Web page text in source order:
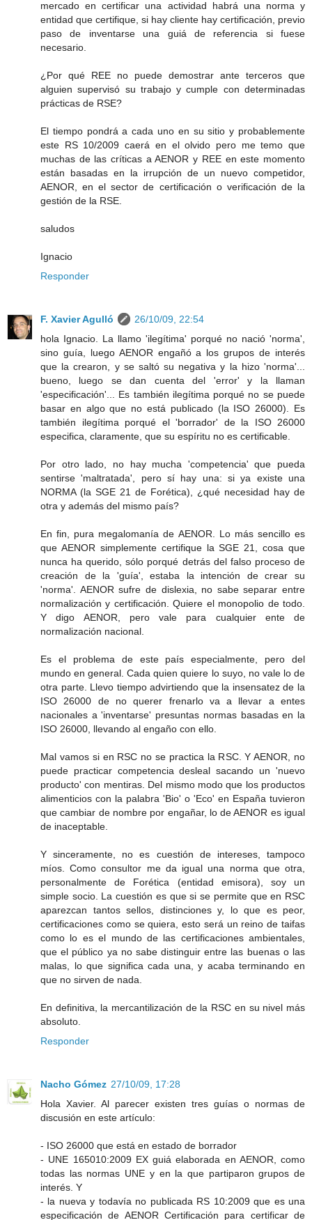
mercado en certificar una actividad habrá una norma y
entidad que certifique, si hay cliente hay certificación, previo
paso de inventarse una guiá de referencia si fuese
necesario.
¿Por qué REE no puede demostrar ante terceros que
alguien supervisó su trabajo y cumple con determinadas
prácticas de RSE?
El tiempo pondrá a cada uno en su sitio y probablemente
este RS 10/2009 caerá en el olvido pero me temo que
muchas de las críticas a AENOR y REE en este momento
están basadas en la irrupción de un nuevo competidor,
AENOR, en el sector de certificación o verificación de la
gestión de la RSE.
saludos
Ignacio
Responder
F. Xavier Agulló
26/10/09, 22:54
hola Ignacio. La llamo 'ilegítima' porqué no nació 'norma',
sino guía, luego AENOR engañó a los grupos de interés
que la crearon, y se saltó su negativa y la hizo 'norma'...
bueno, luego se dan cuenta del 'error' y la llaman
'especificación'... Es también ilegítima porqué no se puede
basar en algo que no está publicado (la ISO 26000). Es
también ilegítima porqué el 'borrador' de la ISO 26000
especifica, claramente, que su espíritu no es certificable.
Por otro lado, no hay mucha 'competencia' que pueda
sentirse 'maltratada', pero sí hay una: si ya existe una
NORMA (la SGE 21 de Forética), ¿qué necesidad hay de
otra y además del mismo país?
En fin, pura megalomanía de AENOR. Lo más sencillo es
que AENOR simplemente certifique la SGE 21, cosa que
nunca ha querido, sólo porqué detrás del falso proceso de
creación de la 'guía', estaba la intención de crear su
'norma'. AENOR sufre de dislexia, no sabe separar entre
normalización y certificación. Quiere el monopolio de todo.
Y digo AENOR, pero vale para cualquier ente de
normalización nacional.
Es el problema de este país especialmente, pero del
mundo en general. Cada quien quiere lo suyo, no vale lo de
otra parte. Llevo tiempo advirtiendo que la insensatez de la
ISO 26000 de no querer frenarlo va a llevar a entes
nacionales a 'inventarse' presuntas normas basadas en la
ISO 26000, llevando al engaño con ello.
Mal vamos si en RSC no se practica la RSC. Y AENOR, no
puede practicar competencia desleal sacando un 'nuevo
producto' con mentiras. Del mismo modo que los productos
alimenticios con la palabra 'Bio' o 'Eco' en España tuvieron
que cambiar de nombre por engañar, lo de AENOR es igual
de inaceptable.
Y sinceramente, no es cuestión de intereses, tampoco
míos. Como consultor me da igual una norma que otra,
personalmente de Forética (entidad emisora), soy un
simple socio. La cuestión es que si se permite que en RSC
aparezcan tantos sellos, distinciones y, lo que es peor,
certificaciones como se quiera, esto será un reino de taifas
como lo es el mundo de las certificaciones ambientales,
que el público ya no sabe distinguir entre las buenas o las
malas, lo que significa cada una, y acaba terminando en
que no sirven de nada.
En definitiva, la mercantilización de la RSC en su nivel más
absoluto.
Responder
Nacho Gómez 27/10/09, 17:28
Hola Xavier. Al parecer existen tres guías o normas de
discusión en este artículo:
- ISO 26000 que está en estado de borrador
- UNE 165010:2009 EX guiá elaborada en AENOR, como
todas las normas UNE y en la que partiparon grupos de
interés. Y
- la nueva y todavía no publicada RS 10:2009 que es una
especificación de AENOR Certificación para certificar de